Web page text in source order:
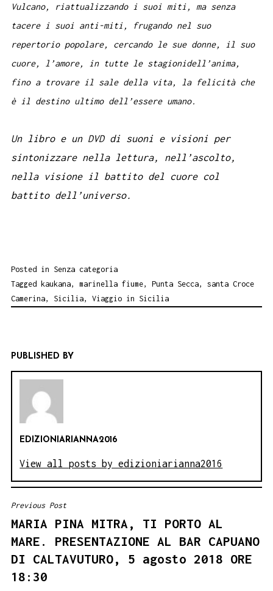
Vulcano, riattualizzando i suoi miti, ma senza
tacere i suoi anti-miti, frugando nel suo
repertorio popolare, cercando le sue donne, il suo
cuore, l’amore, in tutte le stagionidell’anima,
fino a trovare il sale della vita, la felicità che
è il destino ultimo dell’essere umano.
Un libro e un DVD di suoni e visioni per
sintonizzare nella lettura, nell’ascolto,
nella visione il battito del cuore col
battito dell’universo.
Posted in Senza categoria
Tagged
kaukana, marinella fiume, Punta Secca, santa Croce
Camerina, Sicilia, Viaggio in Sicilia
PUBLISHED BY
EDIZIONIARIANNA2016
View all posts by edizioniarianna2016
NAVIGAZIONE
ARTICOLI
Previous Post
MARIA PINA MITRA, TI PORTO AL
MARE. PRESENTAZIONE AL BAR CAPUANO
DI CALTAVUTURO, 5 agosto 2018 ORE
18:30